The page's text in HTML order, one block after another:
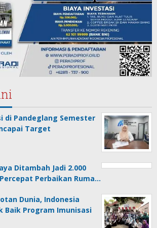
di Pandeglang Semester
Target
Ditambah Jadi 2.000
Perbaikan Ruma…
Dunia, Indonesia
Baik Program Imunisasi